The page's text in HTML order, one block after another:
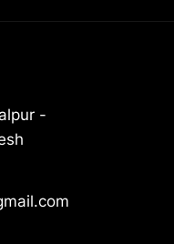
-